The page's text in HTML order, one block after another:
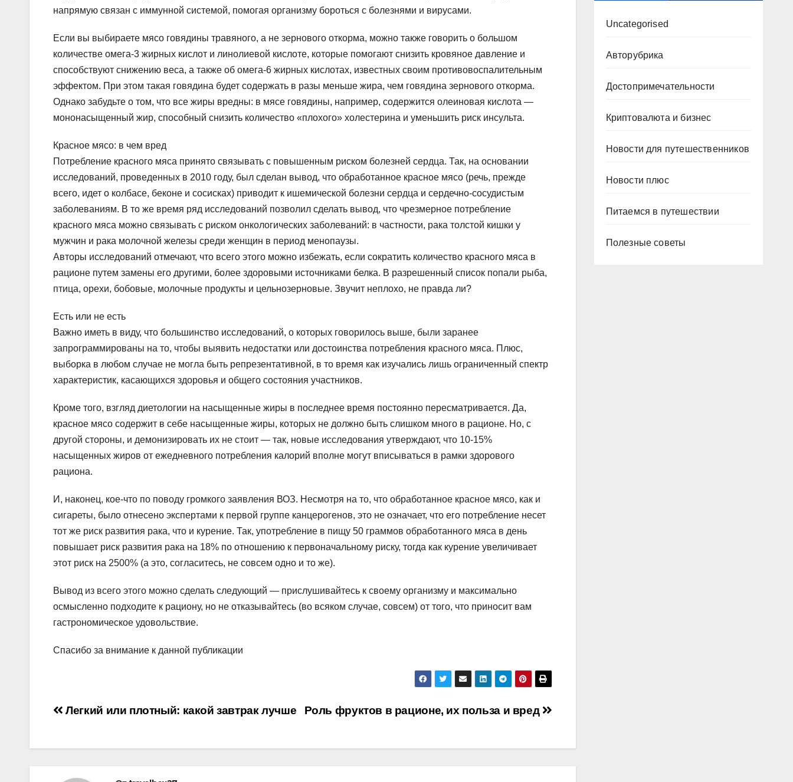
напрямую связан с иммунной системой, помогая организму бороться с болезнями и вирусами.
Если вы выбираете мясо говядины травяного, а не зернового откорма, можно также говорить о большом
количестве омега-3 жирных кислот и линолиевой кислоте, которые помогают снизить кровяное давление и
способствуют снижению веса, а также об омега-6 жирных кислотах, известных своим противовоспалительным
эффектом. При этом такая говядина будет содержать в разы меньше жира, чем говядина зернового откорма.
Однако забудьте о том, что все жиры вредны: в мясе говядины, например, содержится олеиновая кислота —
мононасыщенный жир, способный снизить количество «плохого» холестерина и уменьшить риск инсульта.
Красное мясо: в чем вред
Потребление красного мяса принято связывать с повышенным риском болезней сердца. Так, на основании
исследований, проведенных в 2010 году, был сделан вывод, что обработанное красное мясо (речь, прежде
всего, идет о колбасе, беконе и сосисках) приводит к ишемической болезни сердца и сердечно-сосудистым
заболеваниям. В то же время ряд исследований позволил сделать вывод, что чрезмерное потребление
красного мяса можно связывать с риском онкологических заболеваний: в частности, рака толстой кишки у
мужчин и рака молочной железы среди женщин в период менопаузы.
Авторы исследований отмечают, что всего этого можно избежать, если сократить количество красного мяса в
рационе путем замены его другими, более здоровыми источниками белка. В разрешенный список попали рыба,
птица, орехи, бобовые, молочные продукты и цельнозерновые. Звучит неплохо, не правда ли?
Есть или не есть
Важно иметь в виду, что большинство исследований, о которых говорилось выше, были заранее
запрограммированы на то, чтобы выявить недостатки или достоинства потребления красного мяса. Плюс,
выборка в любом случае не могла быть репрезентативной, в то время как изучались лишь ограниченный спектр
характеристик, касающихся здоровья и общего состояния участников.
Кроме того, взгляд диетологии на насыщенные жиры в последнее время постоянно пересматривается. Да,
красное мясо содержит в себе насыщенные жиры, которых не должно быть слишком много в рационе. Но, с
другой стороны, и демонизировать их не стоит — так, новые исследования утверждают, что 10-15%
насыщенных жиров от ежедневного потребления калорий вполне могут вписываться в рамки здорового
рациона.
И, наконец, кое-что по поводу громкого заявления ВОЗ. Несмотря на то, что обработанное красное мясо, как и
сигареты, было отнесено экспертами к первой группе канцерогенов, это не означает, что его потребление несет
тот же риск развития рака, что и курение. Так, употребление в пищу 50 граммов обработанного мяса в день
повышает риск развития рака на 18% по отношению к первоначальному риску, тогда как курение увеличивает
этот риск на 2500% (а это, согласитесь, не совсем одно и то же).
Вывод из всего этого можно сделать следующий — прислушивайтесь к своему организму и максимально
осмысленно подходите к рациону, но не отказывайтесь (во всяком случае, совсем) от того, что приносит вам
гастрономическое удовольствие.
Спасибо за внимание к данной публикации
Навигация
Роль фруктов в рационе, их польза и вред
Легкий или плотный: какой завтрак лучше
Uncategorised
Авторубрика
Достопримечательности
Криптовалюта и бизнес
Новости для путешественников
Новости плюс
Питаемся в путешествии
Полезные советы